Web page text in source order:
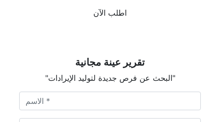
اطلب الآن
تقرير عينة مجانية
"البحث عن فرص جديدة لتوليد الإيرادات"